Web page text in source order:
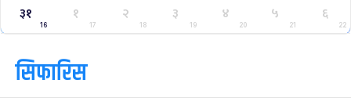
३१
16
१
17
२
18
३
19
४
20
५
21
६
22
सिफारिस